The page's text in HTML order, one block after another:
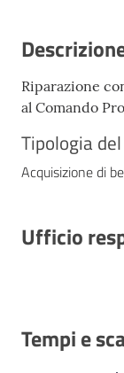
Riparazione
al Comando
Tipologia
Acquisizione di
Ufficio
Tempi e